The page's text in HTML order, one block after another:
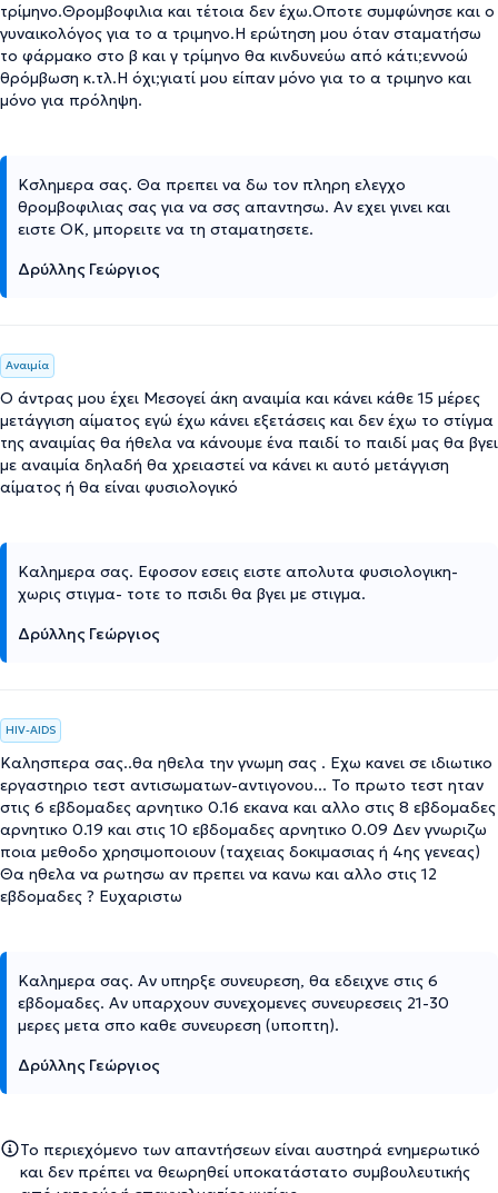
τρίμηνο.Θρομβοφιλια και τέτοια δεν έχω.Οποτε συμφώνησε και ο
γυναικολόγος για το α τριμηνο.Η ερώτηση μου όταν σταματήσω
το φάρμακο στο β και γ τρίμηνο θα κινδυνεύω από κάτι;εννοώ
θρόμβωση κ.τλ.Η όχι;γιατί μου είπαν μόνο για το α τριμηνο και
μόνο για πρόληψη.
Κσλημερα σας. Θα πρεπει να δω τον πληρη ελεγχο
θρομβοφιλιας σας για να σσς απαντησω. Αν εχει γινει και
ειστε ΟΚ, μπορειτε να τη σταματησετε.
Δρύλλης Γεώργιος
Αναιμία
Ο άντρας μου έχει Μεσογεί άκη αναιμία και κάνει κάθε 15 μέρες
μετάγγιση αίματος εγώ έχω κάνει εξετάσεις και δεν έχω το στίγμα
της αναιμίας θα ήθελα να κάνουμε ένα παιδί το παιδί μας θα βγει
με αναιμία δηλαδή θα χρειαστεί να κάνει κι αυτό μετάγγιση
αίματος ή θα είναι φυσιολογικό
Καλημερα σας. Εφοσον εσεις ειστε απολυτα φυσιολογικη-
χωρις στιγμα- τοτε το πσιδι θα βγει με στιγμα.
Δρύλλης Γεώργιος
HIV-AIDS
Καλησπερα σας..θα ηθελα την γνωμη σας . Εχω κανει σε ιδιωτικο
εργαστηριο τεστ αντισωματων-αντιγονου... Το πρωτο τεστ ηταν
στις 6 εβδομαδες αρνητικο 0.16 εκανα και αλλο στις 8 εβδομαδες
αρνητικο 0.19 και στις 10 εβδομαδες αρνητικο 0.09 Δεν γνωριζω
ποια μεθοδο χρησιμοποιουν (ταχειας δοκιμασιας ή 4ης γενεας)
Θα ηθελα να ρωτησω αν πρεπει να κανω και αλλο στις 12
εβδομαδες ? Ευχαριστω
Καλημερα σας. Αν υπηρξε συνευρεση, θα εδειχνε στις 6
εβδομαδες. Αν υπαρχουν συνεχομενες συνευρεσεις 21-30
μερες μετα σπο καθε συνευρεση (υποπτη).
Δρύλλης Γεώργιος
Το περιεχόμενο των απαντήσεων είναι αυστηρά ενημερωτικό
και δεν πρέπει να θεωρηθεί υποκατάστατο συμβουλευτικής